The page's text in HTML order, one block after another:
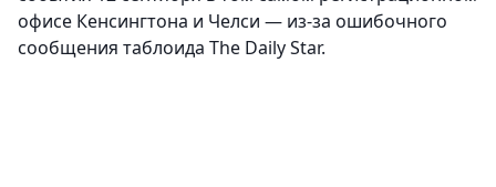
офисе Кенсингтона и Челси — из-за ошибочного
сообщения таблоида The Daily Star.